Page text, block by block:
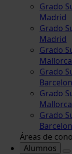
Grado
Madrid
Grado
Madrid
Grado
Mallorca
Grado
Grado
Mallorca
Grado
Áreas de
Alumnos